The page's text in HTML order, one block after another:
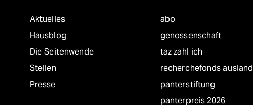
Aktuelles
Hausblog
Die Seitenwende
Stellen
Presse
abo
genossenschaft
taz zahl ich
recherchefonds ausland
panterstiftung
panterpreis 2026